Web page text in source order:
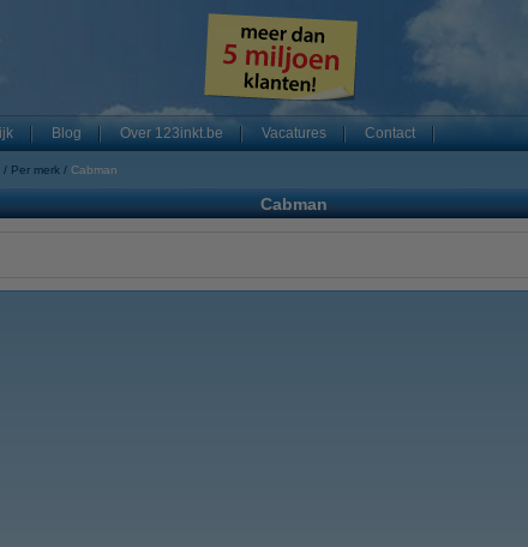
Blog Over 123inkt.be Vacatures Contact
Per merk Cabman
Cabman